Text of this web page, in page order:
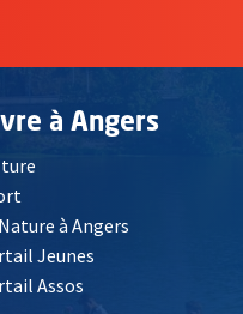
à Angers
à Angers
Jeunes
Assos